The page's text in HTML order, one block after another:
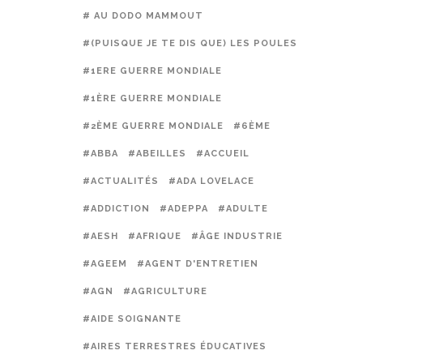
# AU DODO MAMMOUT
#(PUISQUE JE TE DIS QUE) LES POULES PRÉFÈRENT LES CAGES
#1ERE GUERRE MONDIALE
#1ÈRE GUERRE MONDIALE
#2ÈME GUERRE MONDIALE #6ÈME
#ABBA #ABEILLES #ACCUEIL
#ACTUALITÉS #ADA LOVELACE
#ADDICTION #ADEPPA #ADULTE
#AESH #AFRIQUE #ÂGE INDUSTRIE
#AGEEM #AGENT D'ENTRETIEN
#AGN #AGRICULTURE
#AIDE SOIGNANTE
#AIRES TERRESTRES ÉDUCATIVES